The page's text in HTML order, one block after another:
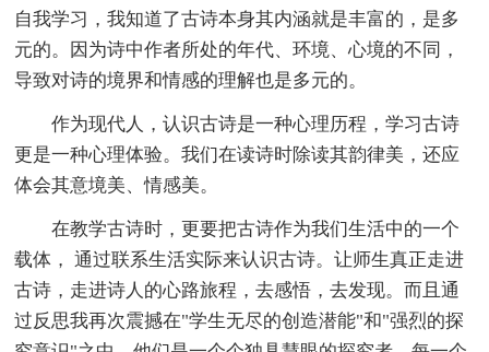
自我学习，我知道了古诗本身其内涵就是丰富的，是多
元的。因为诗中作者所处的年代、环境、心境的不同，
导致对诗的境界和情感的理解也是多元的。
作为现代人，认识古诗是一种心理历程，学习古诗
更是一种心理体验。我们在读诗时除读其韵律美，还应
体会其意境美、情感美。
在教学古诗时，更要把古诗作为我们生活中的一个
载体， 通过联系生活实际来认识古诗。让师生真正走进
古诗，走进诗人的心路旅程，去感悟，去发现。而且通
过反思我再次震撼在"学生无尽的创造潜能"和"强烈的探